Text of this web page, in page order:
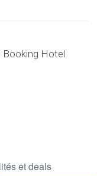
Booking Hotel
et deals